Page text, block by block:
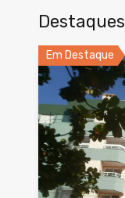
Destaques
Em Destaque